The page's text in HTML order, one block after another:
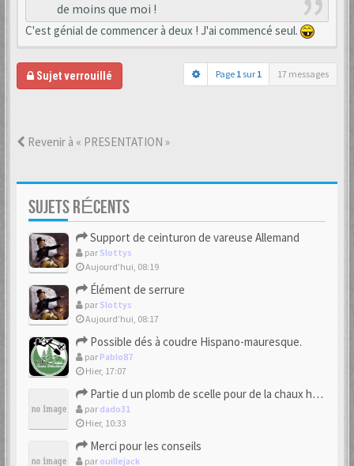
de moins que moi !
C'est génial de commencer à deux ! J'ai commencé seul.
Sujet verrouillé Page 1 sur 1 17 messages
Revenir à « PRESENTATION »
SUJETS RÉCENTS
Support de ceinturon de vareuse Allemand
par Slottys
Aujourd’hui, 08:19
Élément de serrure
par Slottys
Aujourd’hui, 08:17
Possible dés à coudre Hispano-mauresque.
par Pablo87
Hier, 17:07
Partie d un plomb de scelle pour de la chaux hydraulique
par dado31
Hier, 10:33
Merci pour les conseils
par ouillejack